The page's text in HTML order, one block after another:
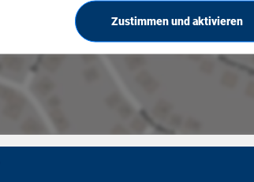
Zustimmen und aktivieren